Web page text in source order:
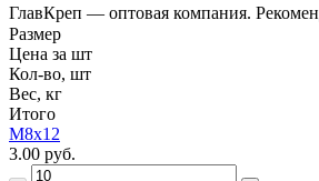
ГлавКреп — оптовая компания.
Размер
Цена за шт
Кол-во, шт
Вес, кг
Итого
M8x12
3.00 руб.